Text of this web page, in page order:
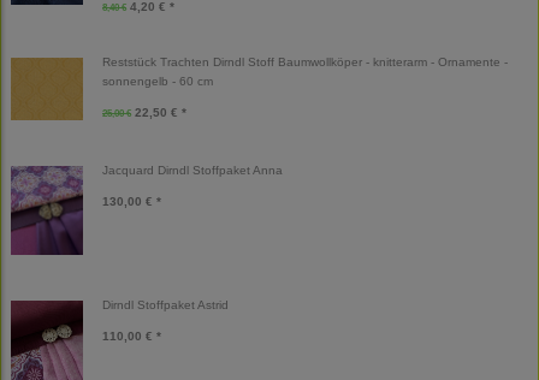
8,40 € 4,20 € *
Reststück Trachten Dirndl Stoff Baumwollköper - knitterarm - Ornamente -
sonnengelb - 60 cm
25,00 € 22,50 € *
Jacquard Dirndl Stoffpaket Anna
130,00 € *
Dirndl Stoffpaket Astrid
110,00 € *